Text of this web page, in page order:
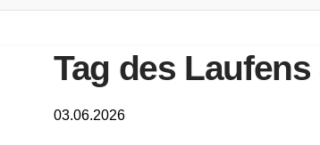
Tag des
03.06.2026